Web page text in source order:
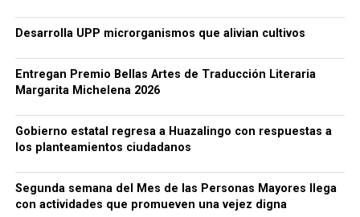
Desarrolla UPP microrganismos que alivian cultivos
Entregan Premio Bellas Artes de Traducción Literaria
Margarita Michelena 2026
Gobierno estatal regresa a Huazalingo con respuestas a
los planteamientos ciudadanos
Segunda semana del Mes de las Personas Mayores llega
con actividades que promueven una vejez digna